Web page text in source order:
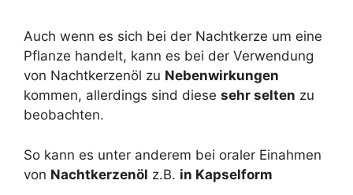
Auch wenn es sich bei der Nachtkerze um eine
Pflanze handelt, kann es bei der Verwendung
von Nachtkerzenöl zu Nebenwirkungen
kommen, allerdings sind diese sehr selten zu
beobachten.
So kann es unter anderem bei oraler Einahmen
von Nachtkerzenöl z.B. in Kapselform